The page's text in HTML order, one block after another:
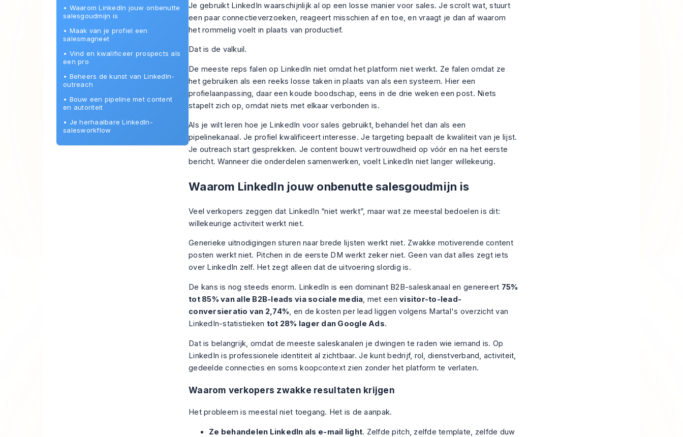
• Waarom LinkedIn jouw onbenutte
salesgoudmijn is
• Maak van je profiel een
salesmagneet
• Vind en kwalificeer prospects als
een pro
• Beheers de kunst van LinkedIn-
outreach
• Bouw een pipeline met content
en autoriteit
• Je herhaalbare LinkedIn-
salesworkflow
Je gebruikt LinkedIn waarschijnlijk al op een losse manier voor sales. Je scrolt wat, stuurt
een paar connectieverzoeken, reageert misschien af en toe, en vraagt je dan af waarom
het rommelig voelt in plaats van productief.
Dat is de valkuil.
De meeste reps falen op LinkedIn niet omdat het platform niet werkt. Ze falen omdat ze
het gebruiken als een reeks losse taken in plaats van als een systeem. Hier een
profielaanpassing, daar een koude boodschap, eens in de drie weken een post. Niets
stapelt zich op, omdat niets met elkaar verbonden is.
Als je wilt leren hoe je LinkedIn voor sales gebruikt, behandel het dan als een
pipelinekanaal. Je profiel kwalificeert interesse. Je targeting bepaalt de kwaliteit van je lijst.
Je outreach start gesprekken. Je content bouwt vertrouwdheid op vóór en na het eerste
bericht. Wanneer die onderdelen samenwerken, voelt LinkedIn niet langer willekeurig.
Waarom LinkedIn jouw onbenutte salesgoudmijn is
Veel verkopers zeggen dat LinkedIn “niet werkt”, maar wat ze meestal bedoelen is dit:
willekeurige activiteit werkt niet.
Generieke uitnodigingen sturen naar brede lijsten werkt niet. Zwakke motiverende content
posten werkt niet. Pitchen in de eerste DM werkt zeker niet. Geen van dat alles zegt iets
over LinkedIn zelf. Het zegt alleen dat de uitvoering slordig is.
De kans is nog steeds enorm. LinkedIn is een dominant B2B-saleskanaal en genereert 75%
tot 85% van alle B2B-leads via sociale media, met eenvisitor-to-lead-
conversieratio van 2,74%, en de kosten per lead liggen volgens Martal's overzicht van
LinkedIn-statistieken tot 28% lager dan Google Ads.
Dat is belangrijk, omdat de meeste saleskanalen je dwingen te raden wie iemand is. Op
LinkedIn is professionele identiteit al zichtbaar. Je kunt bedrijf, rol, dienstverband, activiteit,
gedeelde connecties en soms koopcontext zien zonder het platform te verlaten.
Waarom verkopers zwakke resultaten krijgen
Het probleem is meestal niet toegang. Het is de aanpak.
Ze behandelen LinkedIn als e-mail light. Zelfde pitch, zelfde template, zelfde duw